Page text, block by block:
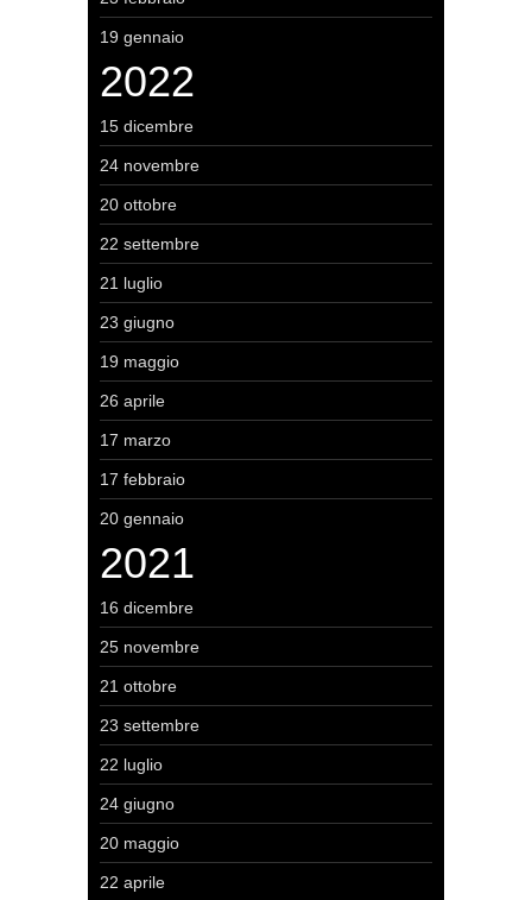
19 gennaio
2022
15 dicembre
24 novembre
20 ottobre
22 settembre
21 luglio
23 giugno
19 maggio
26 aprile
17 marzo
17 febbraio
20 gennaio
2021
16 dicembre
25 novembre
21 ottobre
23 settembre
22 luglio
24 giugno
20 maggio
22 aprile